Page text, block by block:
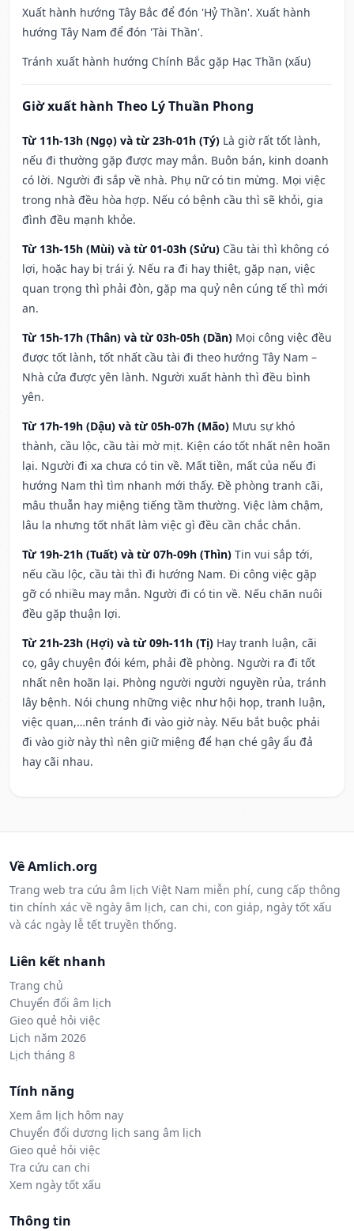
Xuất hành hướng Tây Bắc để đón 'Hỷ Thần'. Xuất hành
hướng Tây Nam để đón 'Tài Thần'.
Tránh xuất hành hướng Chính Bắc gặp Hạc Thần (xấu)
Giờ xuất hành Theo Lý Thuần Phong
Từ 11h-13h (Ngọ) và từ 23h-01h (Tý) Là giờ rất tốt lành,
nếu đi thường gặp được may mắn. Buôn bán, kinh doanh
có lời. Người đi sắp về nhà. Phụ nữ có tin mừng. Mọi việc
trong nhà đều hòa hợp. Nếu có bệnh cầu thì sẽ khỏi, gia
đình đều mạnh khỏe.
Từ 13h-15h (Mùi) và từ 01-03h (Sửu) Cầu tài thì không có
lợi, hoặc hay bị trái ý. Nếu ra đi hay thiệt, gặp nạn, việc
quan trọng thì phải đòn, gặp ma quỷ nên cúng tế thì mới
an.
Từ 15h-17h (Thân) và từ 03h-05h (Dần) Mọi công việc đều
được tốt lành, tốt nhất cầu tài đi theo hướng Tây Nam –
Nhà cửa được yên lành. Người xuất hành thì đều bình
yên.
Từ 17h-19h (Dậu) và từ 05h-07h (Mão) Mưu sự khó
thành, cầu lộc, cầu tài mờ mịt. Kiện cáo tốt nhất nên hoãn
lại. Người đi xa chưa có tin về. Mất tiền, mất của nếu đi
hướng Nam thì tìm nhanh mới thấy. Đề phòng tranh cãi,
mâu thuẫn hay miệng tiếng tầm thường. Việc làm chậm,
lâu la nhưng tốt nhất làm việc gì đều cần chắc chắn.
Từ 19h-21h (Tuất) và từ 07h-09h (Thìn) Tin vui sắp tới,
nếu cầu lộc, cầu tài thì đi hướng Nam. Đi công việc gặp
gỡ có nhiều may mắn. Người đi có tin về. Nếu chăn nuôi
đều gặp thuận lợi.
Từ 21h-23h (Hợi) và từ 09h-11h (Tị) Hay tranh luận, cãi
cọ, gây chuyện đói kém, phải đề phòng. Người ra đi tốt
nhất nên hoãn lại. Phòng người người nguyền rủa, tránh
lây bệnh. Nói chung những việc như hội họp, tranh luận,
việc quan,…nên tránh đi vào giờ này. Nếu bắt buộc phải
đi vào giờ này thì nên giữ miệng để hạn ché gây ẩu đả
hay cãi nhau.
Về Amlich.org
Trang web tra cứu âm lịch Việt Nam miễn phí, cung cấp thông
tin chính xác về ngày âm lịch, can chi, con giáp, ngày tốt xấu
và các ngày lễ tết truyền thống.
Liên kết nhanh
Trang chủ
Chuyển đổi âm lịch
Gieo quẻ hỏi việc
Lịch năm 2026
Lịch tháng 8
Tính năng
Xem âm lịch hôm nay
Chuyển đổi dương lịch sang âm lịch
Gieo quẻ hỏi việc
Tra cứu can chi
Xem ngày tốt xấu
Thông tin